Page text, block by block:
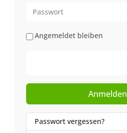
Angemeldet bleiben
Anmelden
Passwort vergessen?